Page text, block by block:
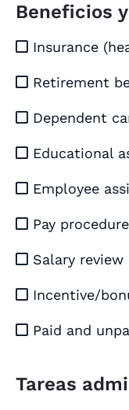
Beneficios
 Insurance
 Retirement
 Dependent
 Educational
 Employee
 Pay
 Salary review
 Incentive/
 Paid and
Tareas